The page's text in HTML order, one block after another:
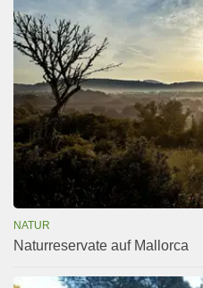
NATUR
Naturreservate auf Mallorca